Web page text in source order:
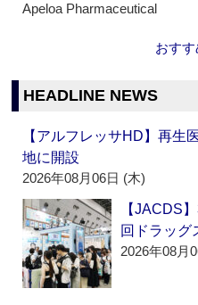
Apeloa Pharmaceutical
おす
HEADLINE NEWS
【アルフレッサHD】再生
地に開設
2026年08月06日 (木)
【JACDS
回ドラッグ
2026年08月